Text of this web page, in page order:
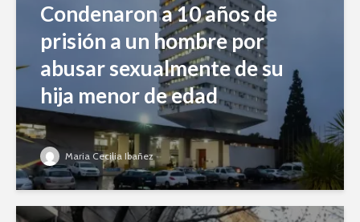
Condenaron a 10 años de
prisión a un hombre por
abusar sexualmente de su
hija menor de edad
Maria Cecilia Ibañez